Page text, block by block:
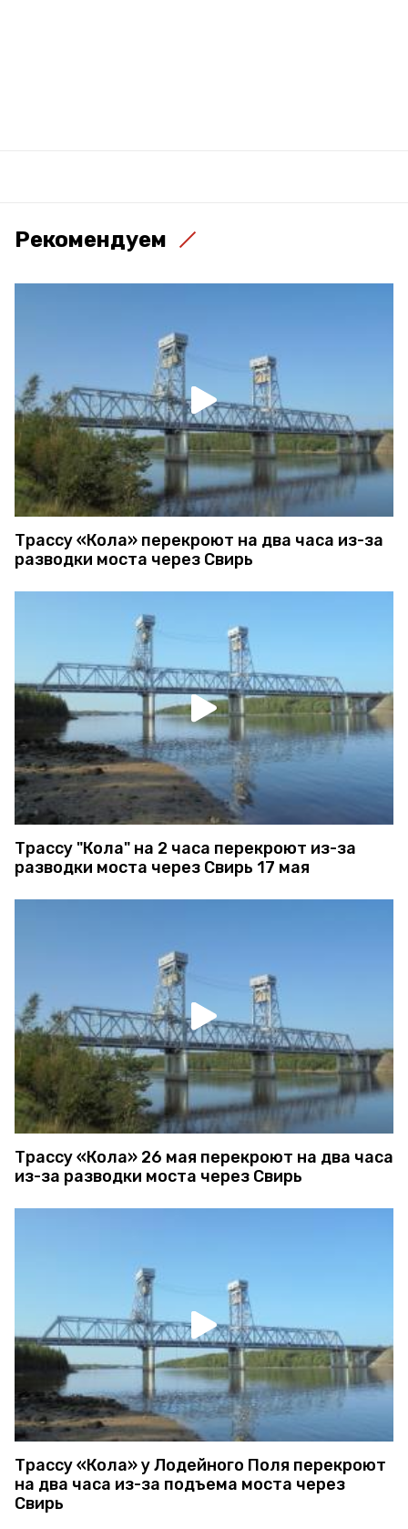
Рекомендуем
Трассу «Кола» перекроют на два часа из-за
разводки моста через Свирь
Трассу "Кола" на 2 часа перекроют из-за
разводки моста через Свирь 17 мая
Трассу «Кола» 26 мая перекроют на два часа
из-за разводки моста через Свирь
Трассу «Кола» у Лодейного Поля перекроют
на два часа из-за подъема моста через
Свирь